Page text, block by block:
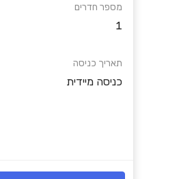
מספר חדרים
1
תאריך כניסה
כניסה מיידית